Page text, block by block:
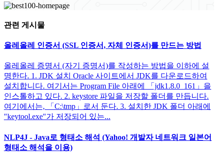
관련 게시물
올레올레 인증서 (SSL 인증서, 자체 인증서)를 만드는 방법
올레올레 증명서 (자기 증명서)를 작성하는 방법을 이하에 설
명한다. 1. JDK 설치 Oracle 사이트에서 JDK를 다운로드하여
설치합니다. 여기서는 Program File 아래에 「jdk1.8.0_161」을
인스톨하고 있다. 2. keystore 파일을 저장할 폴더를 만듭니다.
여기에서는, 「C:\tmp」로서 둔다. 3. 설치한 JDK 폴더 아래에
"keytool.exe"가 저장되어 있는...
NLP4J - Java로 형태소 해석 (Yahoo! 개발자 네트워크 일본어
형태소 해석을 이용)